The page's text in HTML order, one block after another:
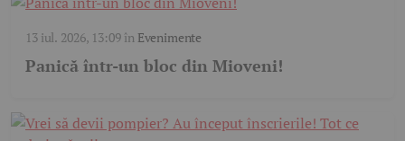
13 iul. 2026, 13:09în Evenimente
Panică într-un bloc din Mioveni!